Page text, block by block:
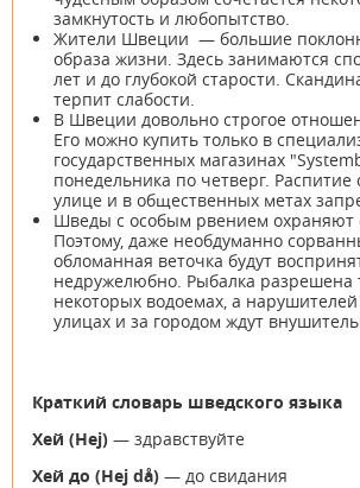
замкнутость и любопытство.
Жители Швеции — большие
образа жизни. Здесь занимаются
лет и до глубокой старости.
терпит слабости.
В Швеции довольно строгое
Его можно купить только в
государственных магазинах
понедельника по четверг. Распитие
улице и в общественных метах
Шведы с особым рвением охраняют
Поэтому, даже необдуманно
обломанная веточка будут
недружелюбно. Рыбалка разрешена
некоторых водоемах, а
улицах и за городом ждут
Краткий словарь шведского языка
Хей (Hej) — здравствуйте
Хей до (Hej då) — до свидания